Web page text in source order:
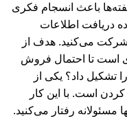
باعث انسجام فکری
دریافت اطلاعات
می‌کنید. هدف از
است تا احتمال فروش
تشکیل داد؟ یکی از
است. با این کار
رفتار می‌کنید.